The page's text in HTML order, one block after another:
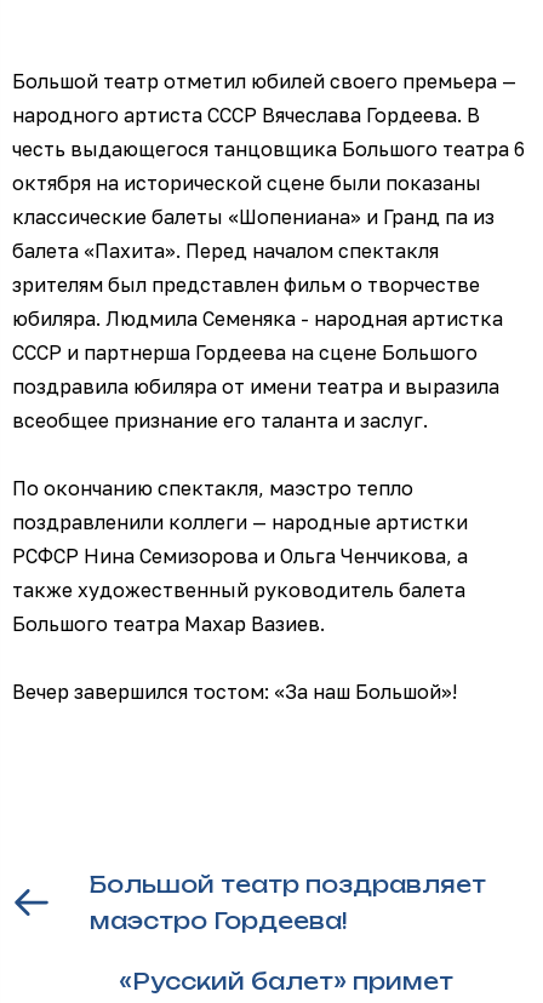
Большой театр отметил юбилей своего премьера —
народного артиста СССР Вячеслава Гордеева. В
честь выдающегося танцовщика Большого театра 6
октября на исторической сцене были показаны
классические балеты «Шопениана» и Гранд па из
балета «Пахита». Перед началом спектакля
зрителям был представлен фильм о творчестве
юбиляра. Людмила Семеняка - народная артистка
СССР и партнерша Гордеева на сцене Большого
поздравила юбиляра от имени театра и выразила
всеобщее признание его таланта и заслуг.
По окончанию спектакля, маэстро тепло
поздравленили коллеги — народные артистки
РСФСР Нина Семизорова и Ольга Ченчикова, а
также художественный руководитель балета
Большого театра Махар Вазиев.
Вечер завершился тостом: «За наш Большой»!
Большой театр поздравляет
маэстро Гордеева!
«Русский балет» примет